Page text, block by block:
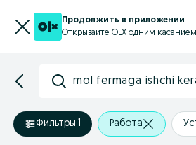
Продолжить в приложении
Открывайте OLX одним касанием
mol fermaga ishchi
Фильтры·1 Работа